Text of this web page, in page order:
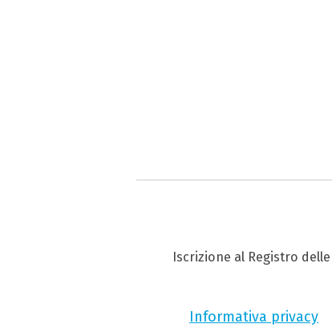
Iscrizione al Registro delle
Informativa privacy